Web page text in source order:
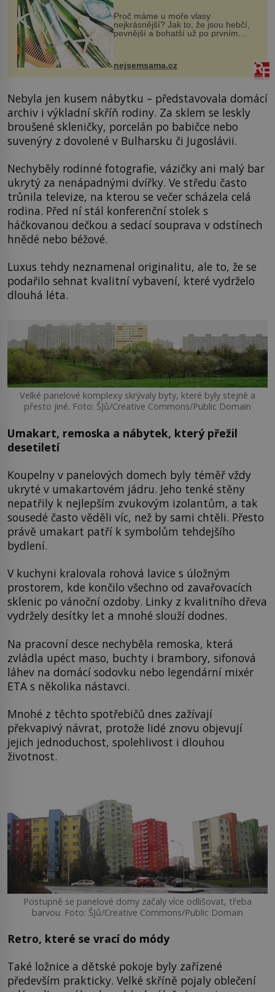
Proč máme u moře vlasy
nejkrásnější? Jak to, že jsou hebčí,
pevnější a bohatší už po prvním
vlasy. ...
nejsemsama.cz
Nebyla jen kusem nábytku – představovala domácí
archiv i výkladní skříň rodiny. Za sklem se leskly
broušené skleničky, porcelán po babičce nebo
suvenýry z dovolené v Bulharsku či Jugoslávii.
Nechyběly rodinné fotografie, vázičky ani malý bar
ukrytý za nenápadnými dvířky. Ve středu často
trůnila televize, na kterou se večer scházela celá
rodina. Před ní stál konferenční stolek s
háčkovanou dečkou a sedací souprava v odstínech
hnědé nebo béžové.
Luxus tehdy neznamenal originalitu, ale to, že se
podařilo sehnat kvalitní vybavení, které vydrželo
dlouhá léta.
Velké panelové komplexy skrývaly byty, které byly stejné a
přesto jiné. Foto: ŠJů/Creative Commons/Public Domain
Umakart, remoska a nábytek, který přežil
desetiletí
Koupelny v panelových domech byly téměř vždy
ukryté v umakartovém jádru. Jeho tenké stěny
nepatřily k nejlepším zvukovým izolantům, a tak
sousedé často věděli víc, než by sami chtěli. Přesto
právě umakart patří k symbolům tehdejšího
bydlení.
V kuchyni kralovala rohová lavice s úložným
prostorem, kde končilo všechno od zavařovacích
sklenic po vánoční ozdoby. Linky z kvalitního dřeva
vydržely desítky let a mnohé slouží dodnes.
Na pracovní desce nechyběla remoska, která
zvládla upéct maso, buchty i brambory, sifonová
láhev na domácí sodovku nebo legendární mixér
ETA s několika nástavci.
Mnohé z těchto spotřebičů dnes zažívají
překvapivý návrat, protože lidé znovu objevují
jejich jednoduchost, spolehlivost i dlouhou
životnost.
Postupně se panelové domy začaly více odlišovat, třeba
barvou. Foto: ŠJů/Creative Commons/Public Domain
Retro, které se vrací do módy
Také ložnice a dětské pokoje byly zařízené
především prakticky. Velké skříně pojaly oblečení